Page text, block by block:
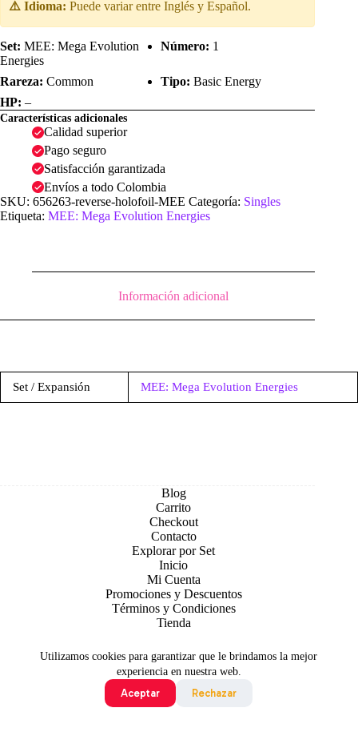
Utilizamos cookies para garantizar que le brindamos la mejor
experiencia en nuestra web.
Aceptar
Rechazar
⚠️ Idioma: Puede variar entre Inglés y Español.
Set: MEE: Mega Evolution
Energies
Número: 1
Rareza: Common Tipo: Basic Energy
HP: –
Características adicionales
Calidad superior
Pago seguro
Satisfacción garantizada
Envíos a todo Colombia
SKU: 656263-reverse-holofoil-MEE Categoría: Singles
Etiqueta: MEE: Mega Evolution Energies
Información adicional
Set / Expansión MEE: Mega Evolution Energies
Blog
Carrito
Checkout
Contacto
Explorar por Set
Inicio
Mi Cuenta
Promociones y Descuentos
Términos y Condiciones
Tienda
Todo contenido original es sujeto de Copyright © 2026 TCG